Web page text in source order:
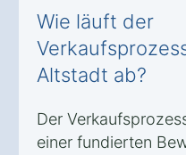
Wie läuft der
Altstadt ab?
Der
einer fundierten